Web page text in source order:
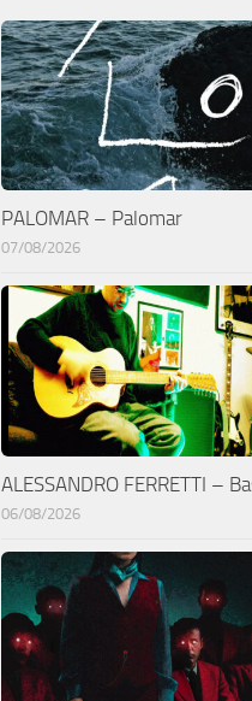
PALOMAR – Palomar
07/08/2026
ALESSANDRO FERRETTI –
06/08/2026